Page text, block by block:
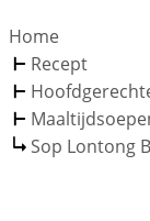
Home
Recept
Sop Lontong